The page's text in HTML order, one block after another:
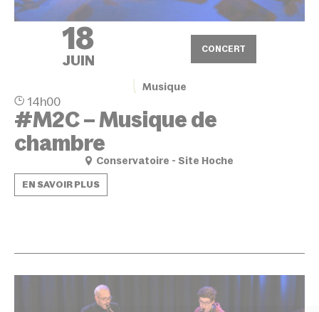
18
JUIN
CONCERT
Musique
14h00
#M2C – Musique de
chambre
Conservatoire - Site Hoche
EN SAVOIR PLUS